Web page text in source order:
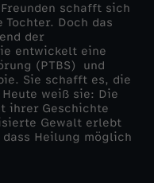
schafft sich
Doch das
der
entwickelt eine
(PTBS) und
Sie schafft es, die
weiß sie: Die
ihrer Geschichte
Gewalt erlebt
Heilung möglich